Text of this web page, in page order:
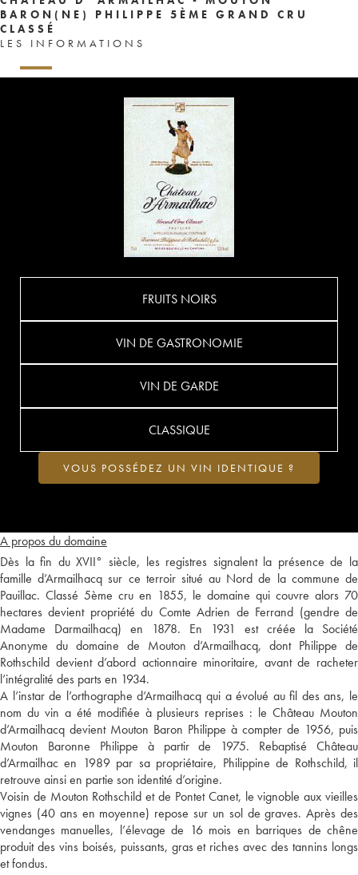
BARON(NE) PHILIPPE 5ÈME GRAND CRU
CLASSÉ
LES INFORMATIONS
A propos du domaine
Dès la fin du XVII° siècle, les registres signalent la présence de la
famille d’Armailhacq sur ce terroir situé au Nord de la commune de
Pauillac. Classé 5ème cru en 1855, le domaine qui couvre alors 70
hectares devient propriété du Comte Adrien de Ferrand (gendre de
Madame Darmailhacq) en 1878. En 1931 est créée la Société
Anonyme du domaine de Mouton d’Armailhacq, dont Philippe de
Rothschild devient d’abord actionnaire minoritaire, avant de racheter
l’intégralité des parts en 1934.
A l’instar de l’orthographe d’Armailhacq qui a évolué au fil des ans, le
nom du vin a été modifiée à plusieurs reprises : le Château Mouton
d’Armailhacq devient Mouton Baron Philippe à compter de 1956, puis
Mouton Baronne Philippe à partir de 1975. Rebaptisé Château
d’Armailhac en 1989 par sa propriétaire, Philippine de Rothschild, il
retrouve ainsi en partie son identité d’origine.
Voisin de Mouton Rothschild et de Pontet Canet, le vignoble aux vieilles
vignes (40 ans en moyenne) repose sur un sol de graves. Après des
vendanges manuelles, l’élevage de 16 mois en barriques de chêne
produit des vins boisés, puissants, gras et riches avec des tannins longs
et fondus.
FRUITS NOIRS
VIN DE GASTRONOMIE
VIN DE GARDE
CLASSIQUE
VOUS POSSÉDEZ UN VIN IDENTIQUE ?